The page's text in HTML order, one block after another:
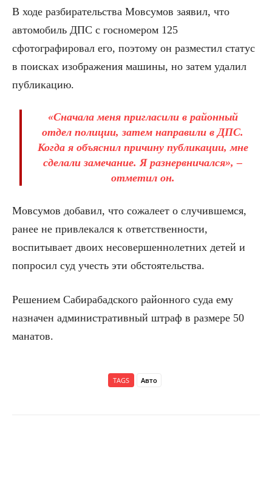
В ходе разбирательства Мовсумов заявил, что
автомобиль ДПС с госномером 125
сфотографировал его, поэтому он разместил статус
в поисках изображения машины, но затем удалил
публикацию.
«Сначала меня пригласили в районный
отдел полиции, затем направили в ДПС.
Когда я объяснил причину публикации, мне
сделали замечание. Я разнервничался», –
отметил он.
Мовсумов добавил, что сожалеет о случившемся,
ранее не привлекался к ответственности,
воспитывает двоих несовершеннолетних детей и
попросил суд учесть эти обстоятельства.
Решением Сабирабадского районного суда ему
назначен административный штраф в размере 50
манатов.
TAGS Авто